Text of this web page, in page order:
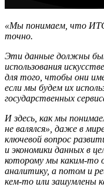
«Мы понимаем, что
точно.
Эти данные должны
использования
для того, чтобы они
если мы будем их
государственных
И здесь, как мы
не валялся», даже в
ключевой вопрос
и экономики данных в
которому мы каким-то
аналитику, а потом и
кем-то или зашумлены